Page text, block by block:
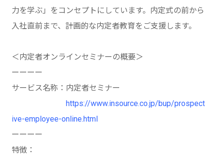
力を学ぶ」をコンセプトにしています。内定式の前から
入社直前まで、計画的な内定者教育をご支援します。
＜内定者オンラインセミナーの概要＞
ーーーー
サービス名称：内定者セミナー
https://www.insource.co.jp/bup/prospect
ive-employee-online.html
ーーーー
特徴：